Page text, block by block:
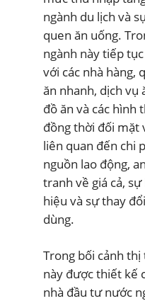
ngành du lịch và
quen ăn uống.
ngành này tiếp
với các nhà hàng,
ăn nhanh, dịch vụ
đồ ăn và các hình
đồng thời đối mặt
liên quan đến chi
nguồn lao động,
tranh về giá cả,
hiệu và sự thay
dùng.
Trong bối cảnh
này được thiết kế
nhà đầu tư nước